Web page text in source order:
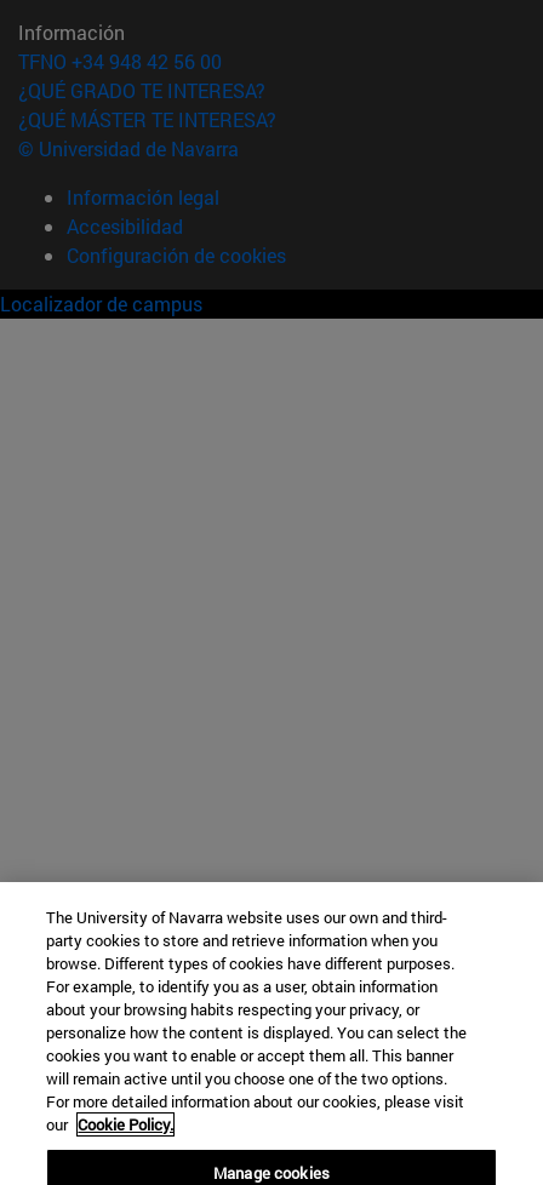
Información
TFNO +34 948 42 56 00
¿QUÉ GRADO TE INTERESA?
¿QUÉ MÁSTER TE INTERESA?
© Universidad de Navarra
Información legal
Accesibilidad
Configuración de cookies
Localizador de campus
The University of Navarra website uses our own and third-
party cookies to store and retrieve information when you
browse. Different types of cookies have different purposes.
For example, to identify you as a user, obtain information
about your browsing habits respecting your privacy, or
personalize how the content is displayed. You can select the
cookies you want to enable or accept them all. This banner
will remain active until you choose one of the two options.
For more detailed information about our cookies, please visit
our Cookie Policy.
Manage cookies